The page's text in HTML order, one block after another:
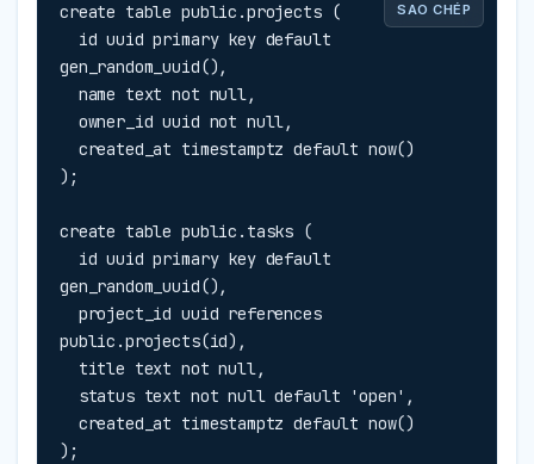
SAO CHÉP
create table public.projects (
gen_random_uuid(),
);
create table public.tasks (
gen_random_uuid(),
public.projects(id),
);